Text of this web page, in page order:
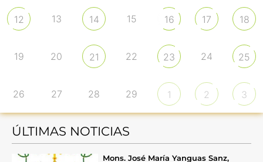
12 13 14 15 16 17 18
19 20 21 22 23 24 25
26 27 28 29 1 2 3
ÚLTIMAS NOTICIAS
Mons. José María Yanguas Sanz,